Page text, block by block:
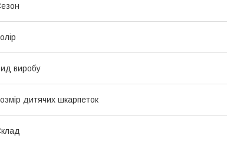
виробу
дитячих шкарпеток